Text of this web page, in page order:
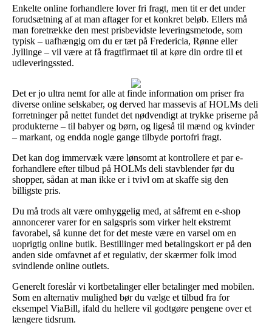
Enkelte online forhandlere lover fri fragt, men tit er det under
forudsætning af at man aftager for et konkret beløb. Ellers må
man foretrække den mest prisbevidste leveringsmetode, som
typisk – uafhængig om du er tæt på Fredericia, Rønne eller
Jyllinge – vil være at få fragtfirmaet til at køre din ordre til et
udleveringssted.
Det er jo ultra nemt for alle at finde information om priser fra
diverse online selskaber, og derved har massevis af HOLMs deli
forretninger på nettet fundet det nødvendigt at trykke priserne på
produkterne – til babyer og børn, og ligeså til mænd og kvinder
– markant, og endda nogle gange tilbyde portofri fragt.
Det kan dog immervæk være lønsomt at kontrollere et par e-
forhandlere efter tilbud på HOLMs deli stavblender før du
shopper, sådan at man ikke er i tvivl om at skaffe sig den
billigste pris.
Du må trods alt være omhyggelig med, at såfremt en e-shop
annoncerer varer for en salgspris som virker helt ekstremt
favorabel, så kunne det for det meste være en varsel om en
uoprigtig online butik. Bestillinger med betalingskort er på den
anden side omfavnet af et regulativ, der skærmer folk imod
svindlende online outlets.
Generelt foreslår vi kortbetalinger eller betalinger med mobilen.
Som en alternativ mulighed bør du vælge et tilbud fra for
eksempel ViaBill, ifald du hellere vil godtgøre pengene over et
længere tidsrum.